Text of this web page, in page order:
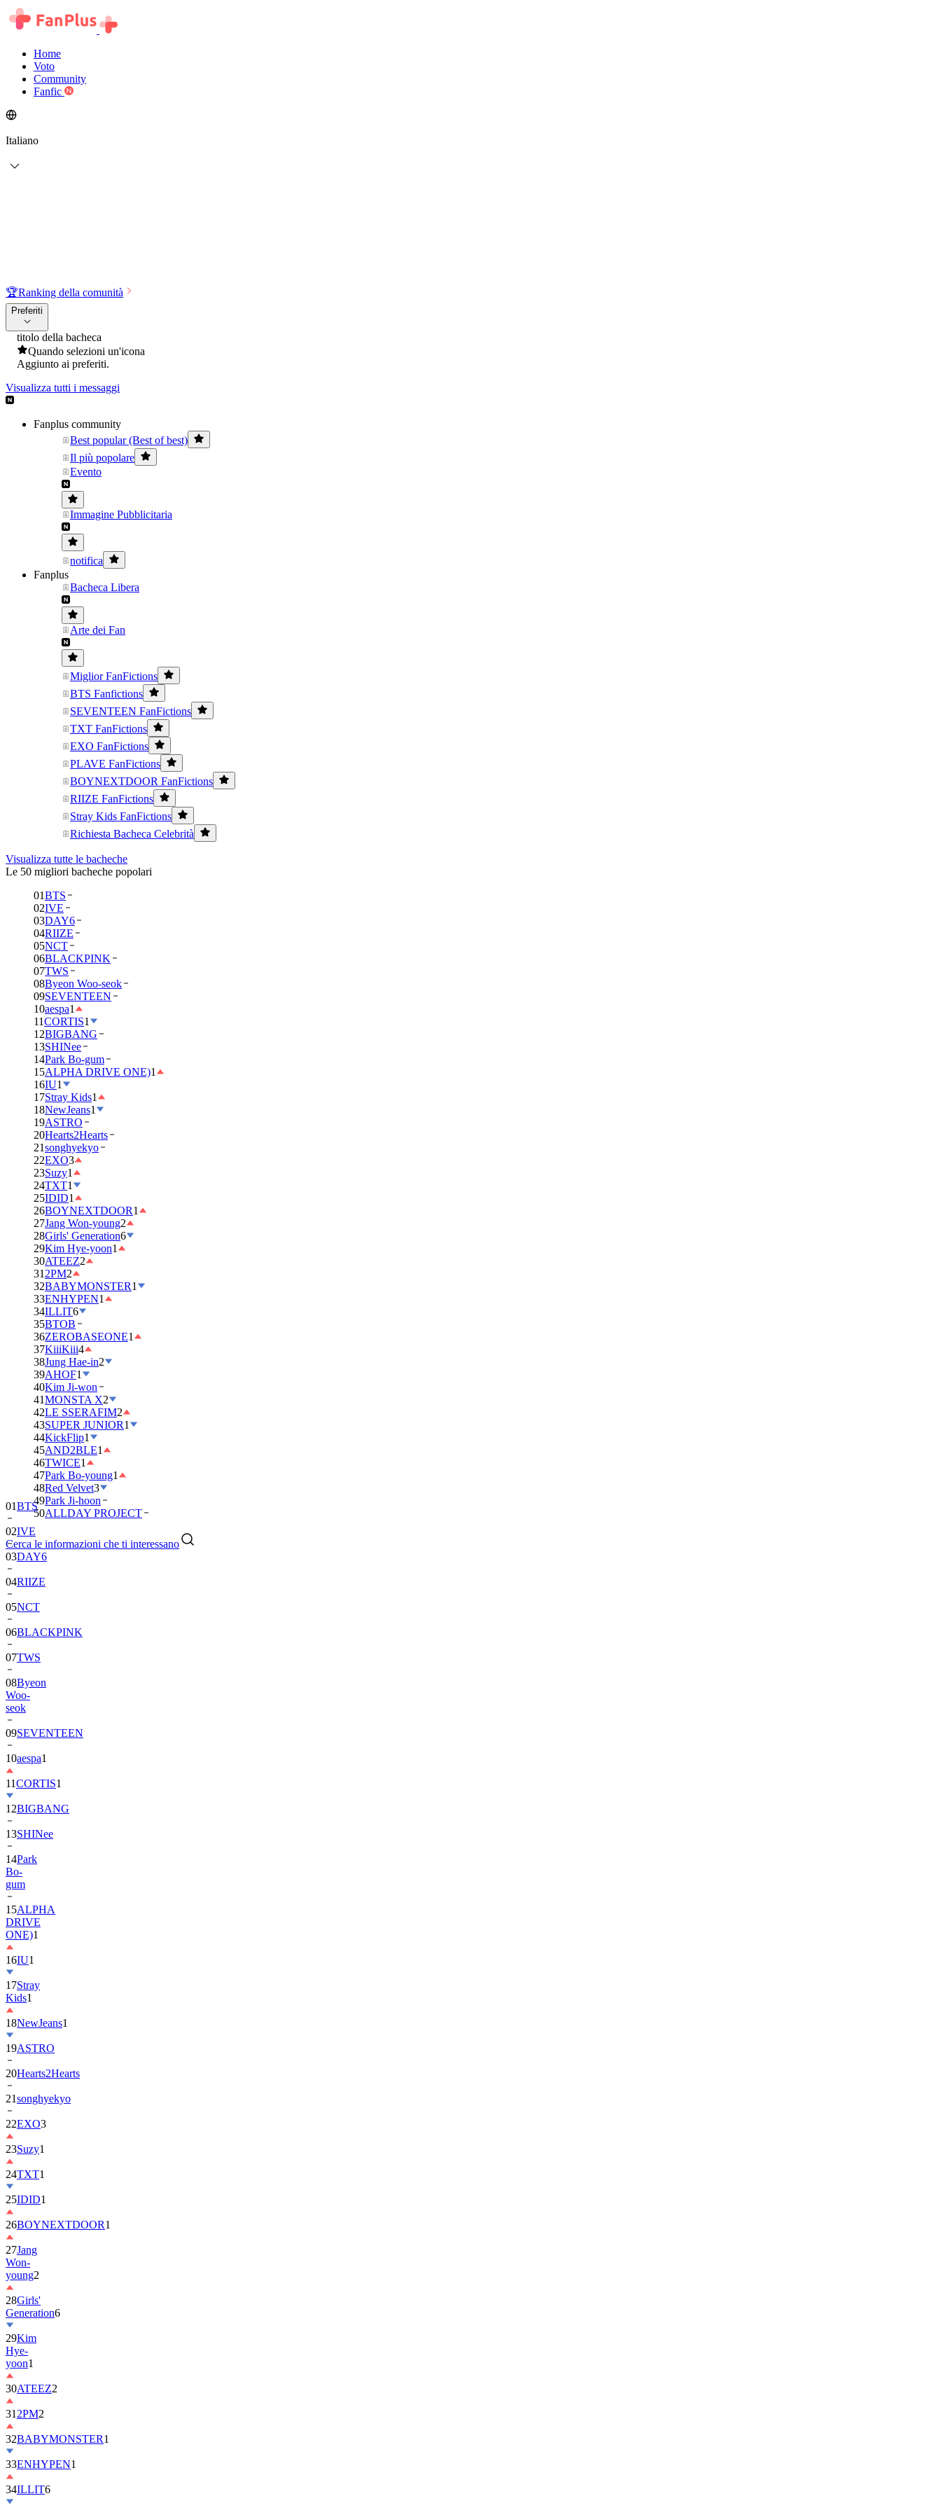
Home
Voto
Community
Fanfic
Italiano
🏆Ranking della comunità
Preferiti
titolo della bacheca
Quando selezioni un'icona
Aggiunto ai preferiti.
Visualizza tutti i messaggi
Fanplus community
Best popular (Best of best)
Il più popolare
Evento
Immagine Pubblicitaria
notifica
Fanplus
Bacheca Libera
Arte dei Fan
Miglior FanFictions
BTS Fanfictions
SEVENTEEN FanFictions
TXT FanFictions
EXO FanFictions
PLAVE FanFictions
BOYNEXTDOOR FanFictions
RIIZE FanFictions
Stray Kids FanFictions
Richiesta Bacheca Celebrità
Visualizza tutte le bacheche
Le 50 migliori bacheche popolari
01BTS
02IVE
03DAY6
04RIIZE
05NCT
06BLACKPINK
07TWS
08Byeon Woo-seok
09SEVENTEEN
10aespa1
11CORTIS1
12BIGBANG
13SHINee
14Park Bo-gum
15ALPHA DRIVE ONE)1
16IU1
17Stray Kids1
18NewJeans1
19ASTRO
20Hearts2Hearts
21songhyekyo
22EXO3
23Suzy1
24TXT1
25IDID1
26BOYNEXTDOOR1
27Jang Won-young2
28Girls' Generation6
29Kim Hye-yoon1
30ATEEZ2
31 2PM2
32BABYMONSTER1
33ENHYPEN1
34ILLIT6
35BTOB
36ZEROBASEONE1
37KiiiKiii4
38Jung Hae-in2
39AHOF1
40Kim Ji-won
41MONSTA X2
42LE SSERAFIM2
43SUPER JUNIOR1
44KickFlip1
45AND2BLE1
46TWICE1
47Park Bo-young1
48Red Velvet3
49Park Ji-hoon
50ALLDAY PROJECT
Cerca le informazioni che ti interessano
01BTS
02IVE
03DAY6
04RIIZE
05NCT
06BLACKPINK
07TWS
08Byeon
Woo-
seok
09SEVENTEEN
10aespa1
11CORTIS1
12BIGBANG
13SHINee
14Park
Bo-
gum
15ALPHA
DRIVE
ONE)1
16IU1
17Stray
Kids1
18NewJeans1
19ASTRO
20Hearts2Hearts
21songhyekyo
22EXO3
23Suzy1
24TXT1
25IDID1
26BOYNEXTDOOR1
27Jang
Won-
young2
28Girls'
Generation6
29Kim
Hye-
yoon1
30ATEEZ2
31 2PM2
32BABYMONSTER1
33ENHYPEN1
34ILLIT6